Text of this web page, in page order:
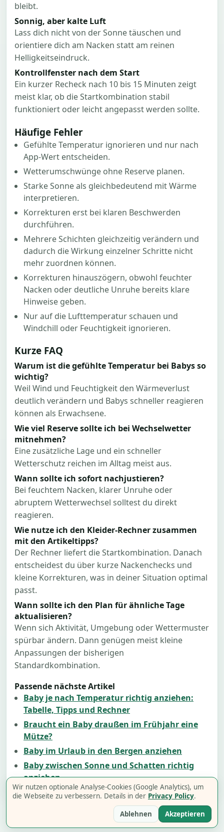
bleibt.
Sonnig, aber kalte Luft
Lass dich nicht von der Sonne täuschen und
orientiere dich am Nacken statt am reinen
Helligkeitseindruck.
Kontrollfenster nach dem Start
Ein kurzer Recheck nach 10 bis 15 Minuten zeigt
meist klar, ob die Startkombination stabil
funktioniert oder leicht angepasst werden sollte.
Häufige Fehler
Gefühlte Temperatur ignorieren und nur nach
App-Wert entscheiden.
Wetterumschwünge ohne Reserve planen.
Starke Sonne als gleichbedeutend mit Wärme
interpretieren.
Korrekturen erst bei klaren Beschwerden
durchführen.
Mehrere Schichten gleichzeitig verändern und
dadurch die Wirkung einzelner Schritte nicht
mehr zuordnen können.
Korrekturen hinauszögern, obwohl feuchter
Nacken oder deutliche Unruhe bereits klare
Hinweise geben.
Nur auf die Lufttemperatur schauen und
Windchill oder Feuchtigkeit ignorieren.
Kurze FAQ
Warum ist die gefühlte Temperatur bei Babys so
wichtig?
Weil Wind und Feuchtigkeit den Wärmeverlust
deutlich verändern und Babys schneller reagieren
können als Erwachsene.
Wie viel Reserve sollte ich bei Wechselwetter
mitnehmen?
Eine zusätzliche Lage und ein schneller
Wetterschutz reichen im Alltag meist aus.
Wann sollte ich sofort nachjustieren?
Bei feuchtem Nacken, klarer Unruhe oder
abruptem Wetterwechsel solltest du direkt
reagieren.
Wie nutze ich den Kleider-Rechner zusammen
mit den Artikeltipps?
Der Rechner liefert die Startkombination. Danach
entscheidest du über kurze Nackenchecks und
kleine Korrekturen, was in deiner Situation optimal
passt.
Wann sollte ich den Plan für ähnliche Tage
aktualisieren?
Wenn sich Aktivität, Umgebung oder Wettermuster
spürbar ändern. Dann genügen meist kleine
Anpassungen der bisherigen
Standardkombination.
Passende nächste Artikel
Baby je nach Temperatur richtig anziehen:
Tabelle, Tipps und Rechner
Braucht ein Baby draußen im Frühjahr eine
Mütze?
Baby im Urlaub in den Bergen anziehen
Baby zwischen Sonne und Schatten richtig
anziehen
Privacy Policy Cookie
Wir nutzen optionale Analyse-Cookies (Google Analytics), um
die Webseite zu verbessern. Details in der Privacy Policy.
Ablehnen
Akzeptieren